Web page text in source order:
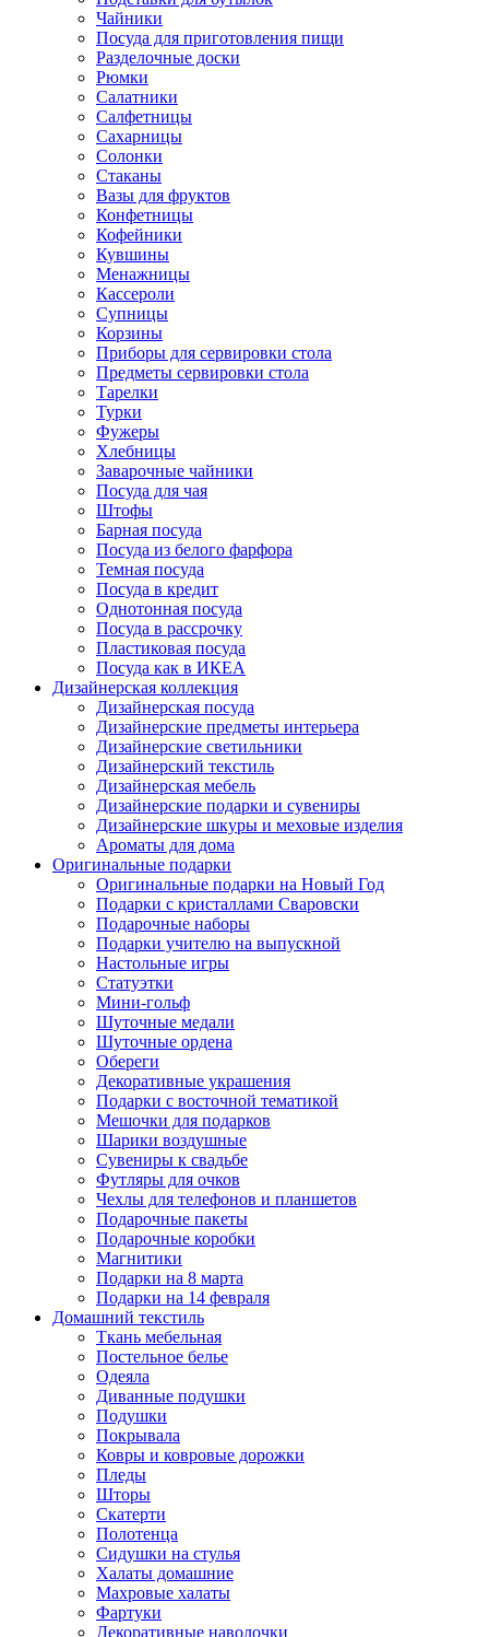
Чайники
Посуда для приготовления пищи
Разделочные доски
Рюмки
Салатники
Салфетницы
Сахарницы
Солонки
Стаканы
Вазы для фруктов
Конфетницы
Кофейники
Кувшины
Менажницы
Кассероли
Супницы
Корзины
Приборы для сервировки стола
Предметы сервировки стола
Тарелки
Турки
Фужеры
Хлебницы
Заварочные чайники
Посуда для чая
Штофы
Барная посуда
Посуда из белого фарфора
Темная посуда
Посуда в кредит
Однотонная посуда
Посуда в рассрочку
Пластиковая посуда
Посуда как в ИКЕА
Дизайнерская коллекция
Дизайнерская посуда
Дизайнерские предметы интерьера
Дизайнерские светильники
Дизайнерский текстиль
Дизайнерская мебель
Дизайнерские подарки и сувениры
Дизайнерские шкуры и меховые изделия
Ароматы для дома
Оригинальные подарки
Оригинальные подарки на Новый Год
Подарки с кристаллами Сваровски
Подарочные наборы
Подарки учителю на выпускной
Настольные игры
Статуэтки
Мини-гольф
Шуточные медали
Шуточные ордена
Обереги
Декоративные украшения
Подарки с восточной тематикой
Мешочки для подарков
Шарики воздушные
Сувениры к свадьбе
Футляры для очков
Чехлы для телефонов и планшетов
Подарочные пакеты
Подарочные коробки
Магнитики
Подарки на 8 марта
Подарки на 14 февраля
Домашний текстиль
Ткань мебельная
Постельное белье
Одеяла
Диванные подушки
Подушки
Покрывала
Ковры и ковровые дорожки
Пледы
Шторы
Скатерти
Полотенца
Сидушки на стулья
Халаты домашние
Махровые халаты
Фартуки
Декоративные наволочки